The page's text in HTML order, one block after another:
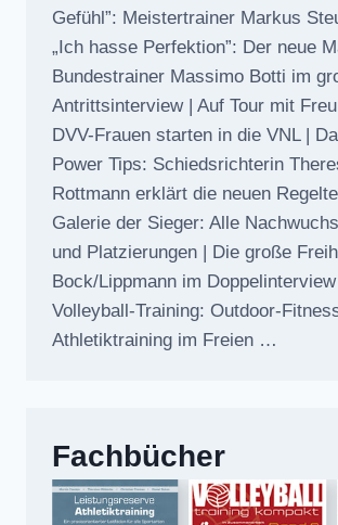
Gefühl”: Meistertrainer Markus
„Ich hasse Perfektion”: Der neue
Bundestrainer Massimo Botti im
Antrittsinterview | Auf Tour mit
DVV-Frauen starten in die VNL |
Power Tips: Schiedsrichterin
Rottmann erklärt die neuen
Galerie der Sieger: Alle
und Platzierungen | Die große
Bock/Lippmann im
Volleyball-Training: Outdoor-
Athletiktraining im Freien …
Fachbücher